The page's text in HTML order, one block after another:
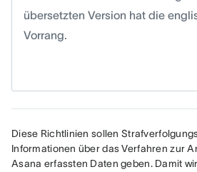
übersetzten Version hat die
Vorrang.
Diese Richtlinien sollen
Informationen über das Verfahren zur
Asana erfassten Daten geben. Damit